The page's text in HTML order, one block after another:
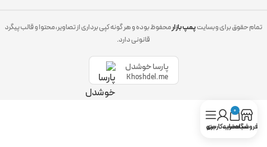
تمام حقوق برای وبسایتپمپ بازارمحفوظ بوده و هر گونه کپی برداری از تصاویر، محتوا و قالب پیگرد
قانونی دارد.
پارسا خوشدل
Khoshdel.me
فروشگاه
0
سبد خرید
حساب کاربری
منو